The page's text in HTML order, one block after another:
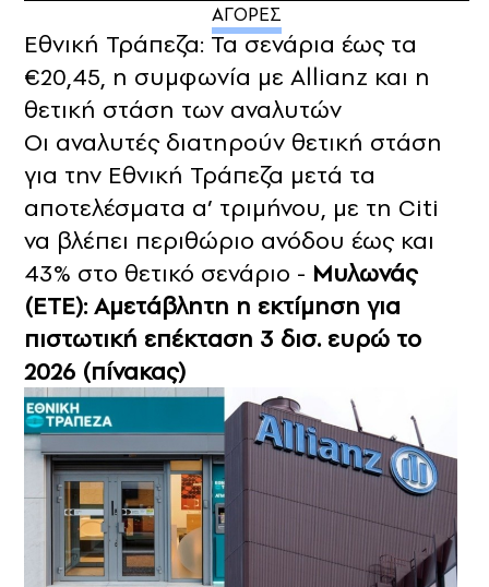
ΑΓΟΡΕΣ
Εθνική Τράπεζα: Τα σενάρια έως τα
€20,45, η συμφωνία με Allianz και η
θετική στάση των αναλυτών
Οι αναλυτές διατηρούν θετική στάση
για την Εθνική Τράπεζα μετά τα
αποτελέσματα α’ τριμήνου, με τη Citi
να βλέπει περιθώριο ανόδου έως και
43% στο θετικό σενάριο - Μυλωνάς
(ΕΤΕ): Αμετάβλητη η εκτίμηση για
πιστωτική επέκταση 3 δισ. ευρώ το
2026 (πίνακας)